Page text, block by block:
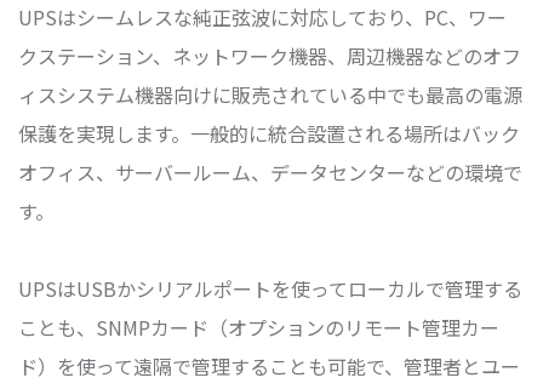
UPSはシームレスな純正弦波に対応しており、PC、ワー
クステーション、ネットワーク機器、周辺機器などのオフ
ィスシステム機器向けに販売されている中でも最高の電源
保護を実現します。一般的に統合設置される場所はバック
オフィス、サーバールーム、データセンターなどの環境で
す。
UPSはUSBかシリアルポートを使ってローカルで管理する
ことも、SNMPカード（オプションのリモート管理カー
ド）を使って遠隔で管理することも可能で、管理者とユー